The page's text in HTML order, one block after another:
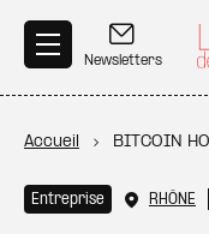
Newsletters
Fil d'Ariane
Accueil BITCOIN
Entreprise RHÔNE